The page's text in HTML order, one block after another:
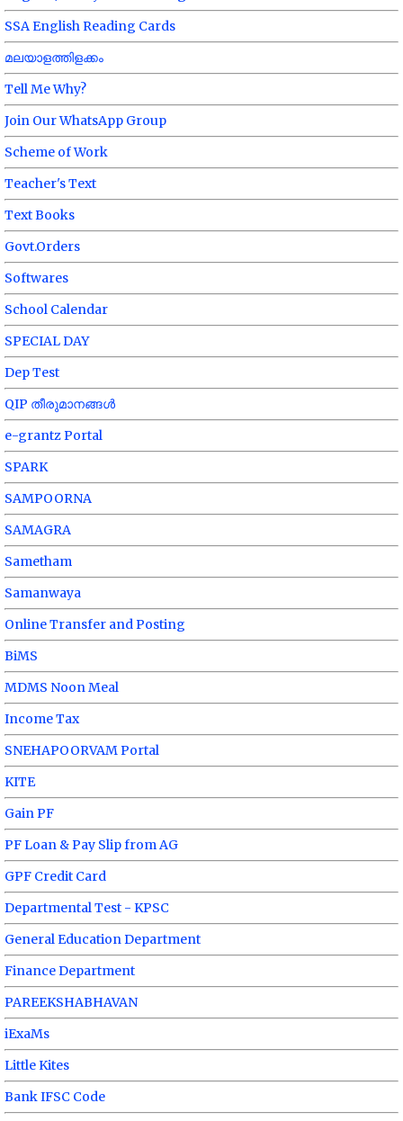
SSA English Reading Cards
മലയാളത്തിളക്കം
Tell Me Why?
Join Our WhatsApp Group
Scheme of Work
Teacher's Text
Text Books
Govt.Orders
Softwares
School Calendar
SPECIAL DAY
Dep Test
QIP തീരുമാനങ്ങൾ
e-grantz Portal
SPARK
SAMPOORNA
SAMAGRA
Sametham
Samanwaya
Online Transfer and Posting
BiMS
MDMS Noon Meal
Income Tax
SNEHAPOORVAM Portal
KITE
Gain PF
PF Loan & Pay Slip from AG
GPF Credit Card
Departmental Test - KPSC
General Education Department
Finance Department
PAREEKSHABHAVAN
iExaMs
Little Kites
Bank IFSC Code